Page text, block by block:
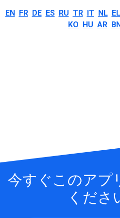
EN FR DE ES RU TR IT NL EL
KO HU AR
今すぐこのアプ
くださ